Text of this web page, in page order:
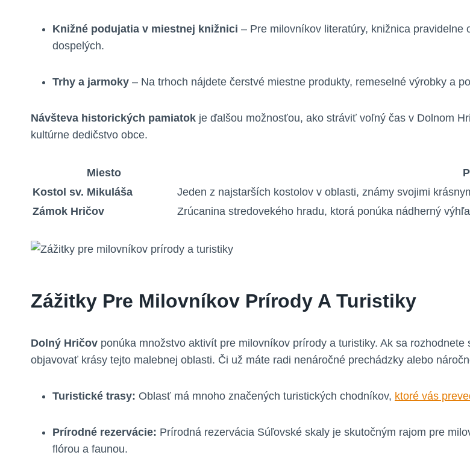
Knižné podujatia v miestnej knižnici – Pre milovníkov literatúry, knižnica
dospelých.
Trhy a jarmoky – Na trhoch nájdete čerstvé miestne produkty, remeselné výrobky a
Návšteva historických pamiatok je ďalšou možnosťou, ako stráviť voľný čas v Dolnom
kultúrne dedičstvo obce.
Miesto
Kostol sv. Mikuláša
Jeden z najstarších kostolov v oblasti, známy svojimi
Zámok Hričov
Zrúcanina stredovekého hradu, ktorá ponúka nádherný
Zážitky Pre Milovníkov Prírody A Turistiky
Dolný Hričov ponúka množstvo aktivít pre milovníkov prírody a turistiky. Ak sa
objavovať krásy tejto malebnej oblasti. Či už máte radi nenáročné prechádzky alebo
Turistické trasy: Oblasť má mnoho značených turistických chodníkov, ktoré vás
Prírodné rezervácie: Prírodná rezervácia Súľovské skaly je skutočným rajom pre
flórou a faunou.